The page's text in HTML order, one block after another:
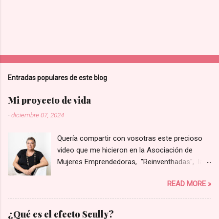
Entradas populares de este blog
Mi proyecto de vida
-diciembre 07, 2024
Quería compartir con vosotras este precioso
video que me hicieron en la Asociación de
Mujeres Emprendedoras, "Reinventhadas", las
poner en valor proyectos liderados por mujeres
de la provincia de Castellón. Entre todos los
presentados eligieron solo a ocho de ellos para
READ MORE »
¿Qué es el efecto Scully?